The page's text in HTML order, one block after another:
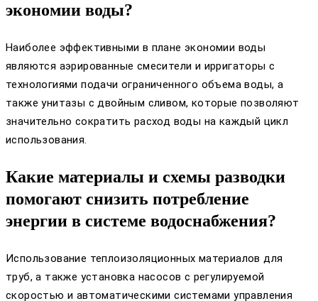
экономии воды?
Наиболее эффективными в плане экономии воды
являются аэрированные смесители и ирригаторы с
технологиями подачи ограниченного объема воды, а
также унитазы с двойным сливом, которые позволяют
значительно сократить расход воды на каждый цикл
использования.
Какие материалы и схемы разводки
помогают снизить потребление
энергии в системе водоснабжения?
Использование теплоизоляционных материалов для
труб, а также установка насосов с регулируемой
скоростью и автоматическими системами управления